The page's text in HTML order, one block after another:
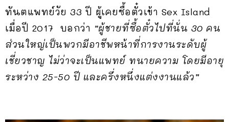
ทันตแพทย์วัย 33 ปี ผู้เคยซื้อตั๋วเข้า Sex Island
เมื่อปี 2017 บอกว่า “ผู้ชายที่ซื้อตั๋วไปที่นั่น 30 คน
ส่วนใหญ่เป็นพวกมีอาชีพหน้าที่การงานระดับผู้
เชี่ยวชาญ ไม่ว่าจะเป็นแพทย์ ทนายความ โดยมีอายุ
ระหว่าง 25-50 ปี และครึ่งหนึ่งแต่งงานแล้ว”